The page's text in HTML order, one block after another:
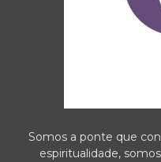
Somos a ponte que
espiritualidade,